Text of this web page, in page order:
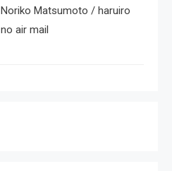
Noriko Matsumoto / haruiro
no air mail